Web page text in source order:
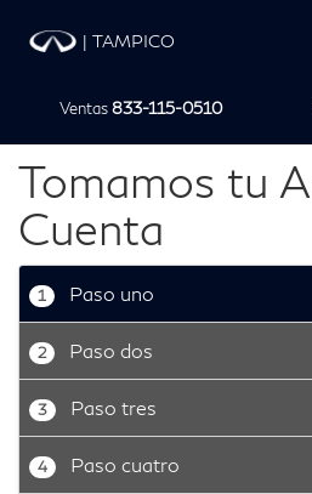
| TAMPICO
Ventas 833-115-0510
Tomamos tu
Cuenta
1 Paso uno
2 Paso dos
3 Paso tres
4 Paso cuatro